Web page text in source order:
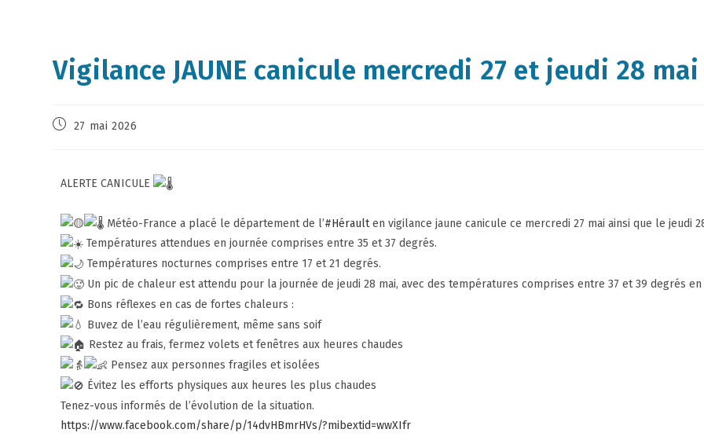
Vigilance JAUNE canicule mercredi 27 et jeudi 28
27 mai 2026
ALERTE CANICULE
Météo-France a placé le département de l’#Héraulten vigilance jaune canicule ce mercredi 27 mai ainsi que le jeudi
Températures attendues en journée comprises entre 35 et 37 degrés.
Températures nocturnes comprises entre 17 et 21 degrés.
Un pic de chaleur est attendu pour la journée de jeudi 28 mai, avec des températures comprises entre 37 et 39 degrés
Bons réflexes en cas de fortes chaleurs :
Buvez de l’eau régulièrement, même sans soif
Restez au frais, fermez volets et fenêtres aux heures chaudes
Pensez aux personnes fragiles et isolées
Évitez les efforts physiques aux heures les plus chaudes
Tenez-vous informés de l’évolution de la situation.
https://www.facebook.com/share/p/14dvHBmrHVs/?mibextid=wwXIfr